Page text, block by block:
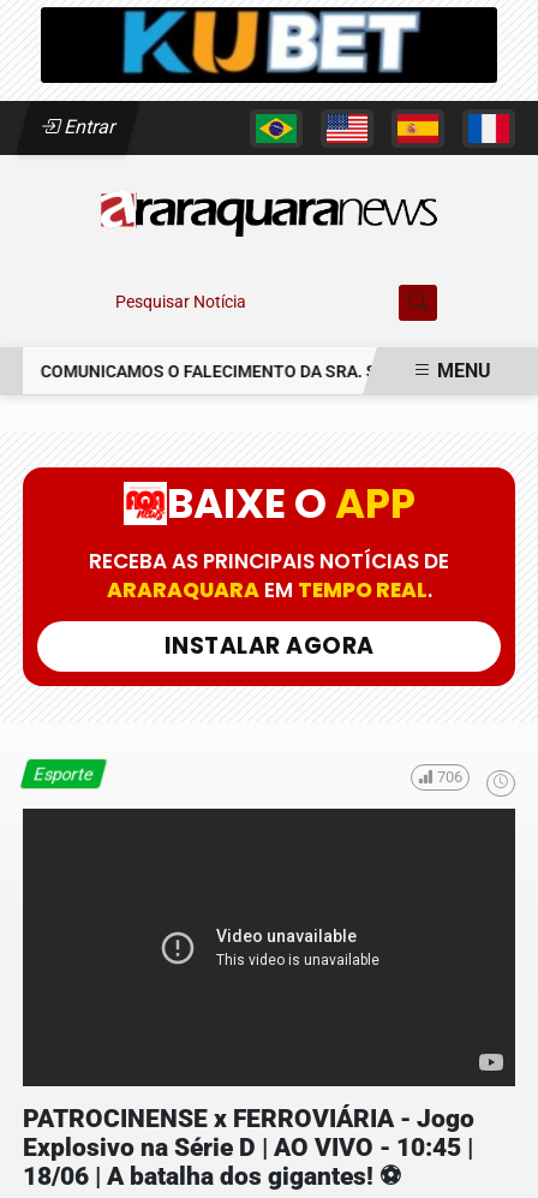
Entrar
Pesquisar Notícia
COMUNICAMOS O FALECIMENTO DA SRA. SUSETE SILVIAMENU
BAIXE OAPP
RECEBA AS PRINCIPAIS NOTÍCIAS DE
ARARAQUARAEM TEMPO REAL.
INSTALAR AGORA
Esporte 706
PATROCINENSE x FERROVIÁRIA - Jogo
Explosivo na Série D | AO VIVO - 10:45 |
18/06 | A batalha dos gigantes! ⚽️